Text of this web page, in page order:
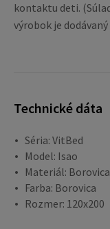
kontaktu deti.
výrobok je
Technické dáta
Séria: VitBed
Model: Isao
Materiál: Borovica
Farba: Borovica
Rozmer: 120x200